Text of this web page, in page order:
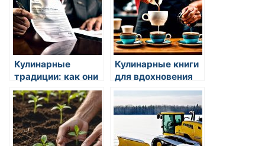
Кулинарные
традиции: как они
формировались
Кулинарные книги
для вдохновения